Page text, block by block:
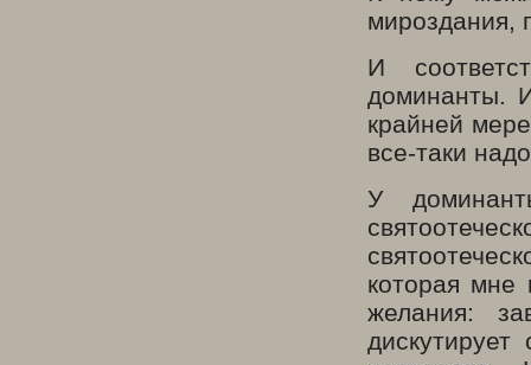
мироздания,
И
доминанты.
крайней
все-таки
У
которая мне
желания: